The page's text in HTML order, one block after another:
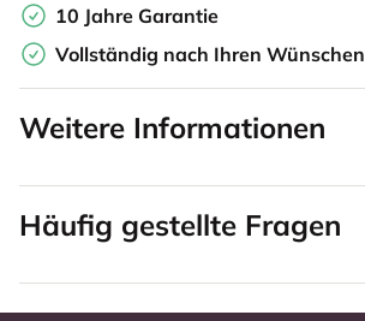
10 Jahre Garantie
Vollständig nach Ihren
Weitere Informationen
Häufig gestellte Fragen